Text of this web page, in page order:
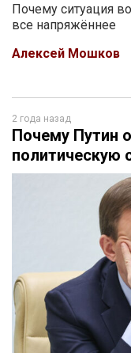
Почему ситуация
все напряжённее
Алексей Мошков
2 года назад
Почему Путин
политическую